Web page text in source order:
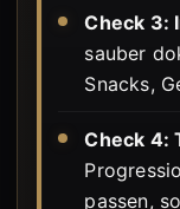
Check 3:
sauber
Snacks,
Check 4:
passen,